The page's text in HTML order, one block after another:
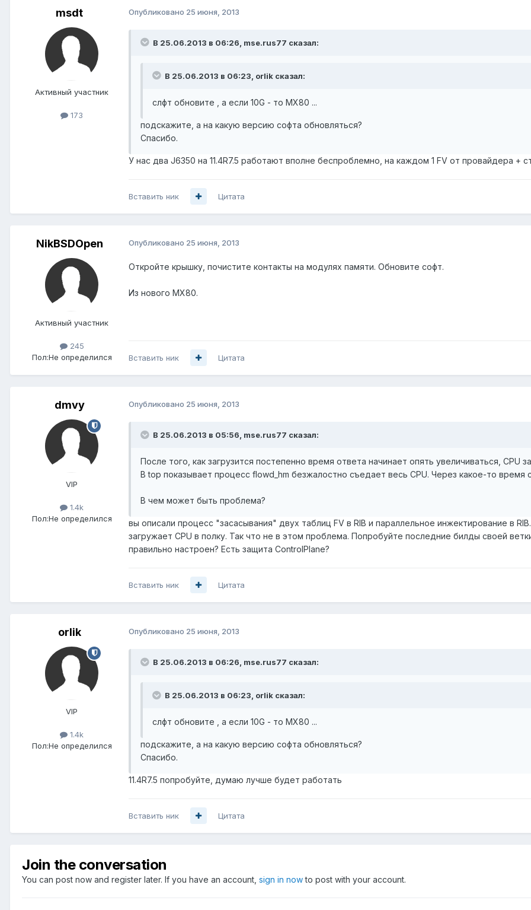
msdt
Активный участник
173
Опубликовано 25 июня, 2013
В 25.06.2013 в 06:26, mse.rus77 сказал:
В 25.06.2013 в 06:23, orlik сказал:
слфт обновите , а если 10G - то MX80 ...
подскажите, а на какую версию софта обновляться?
Спасибо.
У нас два J6350 на 11.4R7.5 работают вполне беспроблемно, на каждом 1 FV от провайдера +
Вставить ник Цитата
NikBSDOpen
Активный участник
245
Пол:Не определился
Опубликовано 25 июня, 2013
Откройте крышку, почистите контакты на модулях памяти. Обновите софт.
Из нового MX80.
Вставить ник Цитата
dmvy
VIP
1.4k
Пол:Не определился
Опубликовано 25 июня, 2013
В 25.06.2013 в 05:56, mse.rus77 сказал:
После того, как загрузится постепенно время ответа начинает опять увеличиваться, CPU
В top показывает процесс flowd_hm безжалостно съедает весь CPU. Через какое-то время
В чем может быть проблема?
вы описали процесс "засасывания" двух таблиц FV в RIB и параллельное инжектирование в
загружает CPU в полку. Так что не в этом проблема. Попробуйте последние билды своей
правильно настроен? Есть защита ControlPlane?
Вставить ник Цитата
orlik
VIP
1.4k
Пол:Не определился
Опубликовано 25 июня, 2013
В 25.06.2013 в 06:26, mse.rus77 сказал:
В 25.06.2013 в 06:23, orlik сказал:
слфт обновите , а если 10G - то MX80 ...
подскажите, а на какую версию софта обновляться?
Спасибо.
11.4R7.5 попробуйте, думаю лучше будет работать
Вставить ник Цитата
Join the conversation
You can post now and register later. If you have an account, sign in nowto post with your account.